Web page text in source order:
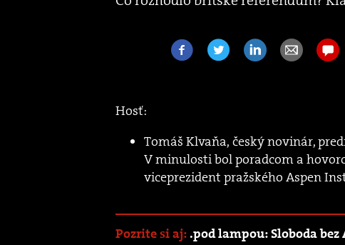
Hosť:
Tomáš Klvaňa, český novinár,
V minulosti bol poradcom a
viceprezident pražského Aspen
Pozrite si aj:.pod lampou: Sloboda